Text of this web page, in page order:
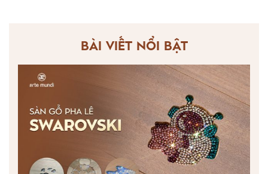
BÀI VIẾT NỔI BẬT